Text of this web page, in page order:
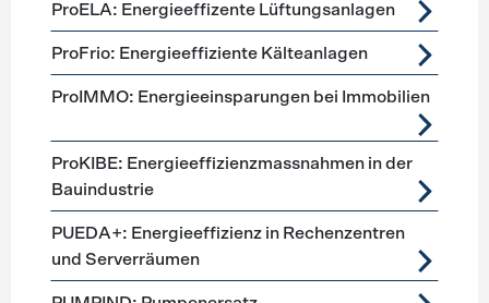
ProELA: Energieeffizente Lüftungsanlagen
ProFrio: Energieeffiziente Kälteanlagen
ProIMMO: Energieeinsparungen bei Immobilien
ProKIBE: Energieeffizienzmassnahmen in der
Bauindustrie
PUEDA+: Energieeffizienz in Rechenzentren
und Serverräumen